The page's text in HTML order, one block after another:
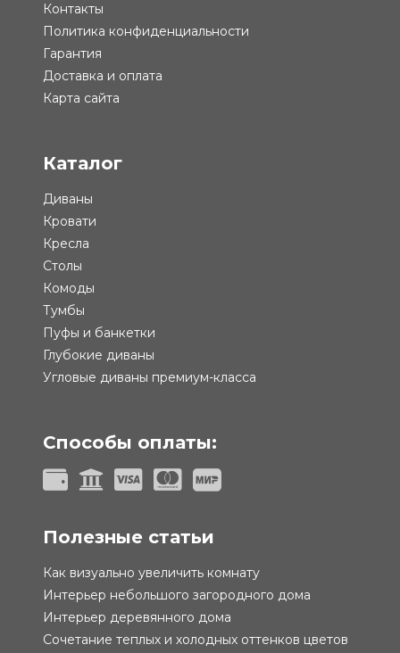
Контакты
Политика конфиденциальности
Гарантия
Доставка и оплата
Карта сайта
Каталог
Диваны
Кровати
Кресла
Столы
Комоды
Тумбы
Пуфы и банкетки
Глубокие диваны
Угловые диваны премиум-класса
Способы оплаты:
Полезные статьи
Как визуально увеличить комнату
Интерьер небольшого загородного дома
Интерьер деревянного дома
Сочетание теплых и холодных оттенков цветов